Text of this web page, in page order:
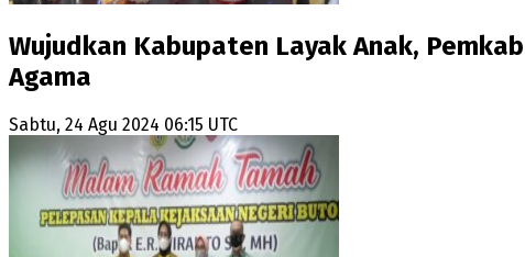
Wujudkan Kabupaten Layak Anak,
Agama
Sabtu, 24 Agu 2024 06:15 UTC